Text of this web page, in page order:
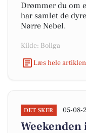
Drømmer du om
har samlet de
Nørre Nebel.
Kilde: Boliga
Læs hele
DET SKER 05-08-